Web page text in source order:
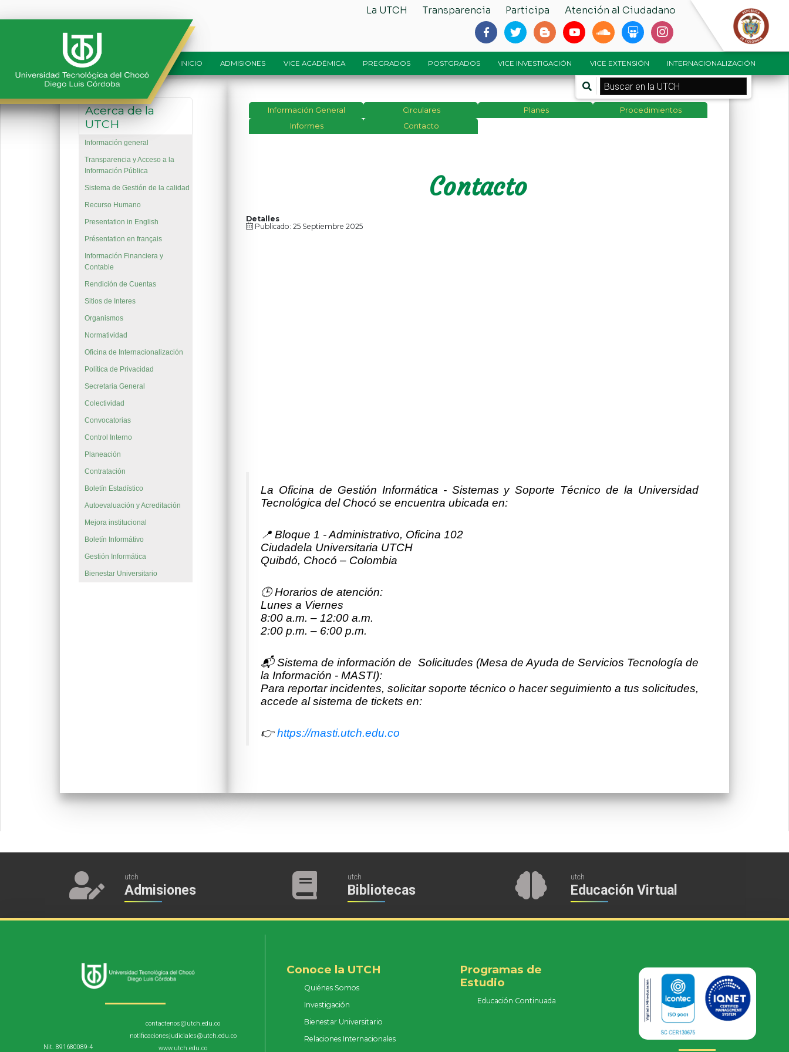
La UTCH Transparencia Participa Atención al Ciudadano
INICIO ADMISIONES VICE ACADÉMICA PREGRADOS POSTGRADOS VICE INVESTIGACIÓN VICE EXTENSIÓN INTERNACIONALIZACIÓN
Acerca de la
UTCH
Información general
Transparencia y Acceso a la
Información Pública
Sistema de Gestión de la calidad
Recurso Humano
Presentation in English
Présentation en français
Información Financiera y
Contable
Rendición de Cuentas
Sitios de Interes
Organismos
Normatividad
Oficina de Internacionalización
Política de Privacidad
Secretaria General
Colectividad
Convocatorias
Control Interno
Planeación
Contratación
Boletín Estadístico
Autoevaluación y Acreditación
Mejora institucional
Boletín Informátivo
Gestión Informática
Bienestar Universitario
Información General Circulares Planes
Procedimientos
Informes
Contacto
Contacto
Detalles
Publicado: 25 Septiembre 2025
La Oficina de Gestión Informática - Sistemas y Soporte Técnico de la Universidad
Tecnológica del Chocó se encuentra ubicada en:
📍 Bloque 1 - Administrativo, Oficina 102
Ciudadela Universitaria UTCH
Quibdó, Chocó – Colombia
🕒 Horarios de atención:
Lunes a Viernes
8:00 a.m. – 12:00 a.m.
2:00 p.m. – 6:00 p.m.
📬 Sistema de información de Solicitudes (Mesa de Ayuda de Servicios Tecnología de
la Información - MASTI):
Para reportar incidentes, solicitar soporte técnico o hacer seguimiento a tus solicitudes,
accede al sistema de tickets en:
👉https://masti.utch.edu.co
utch
Admisiones
utch
Bibliotecas
utch
Educación Virtual
Nit. 891680089-4
contactenos@utch.edu.co
notificacionesjudiciales@utch.edu.co
www.utch.edu.co
Conoce la UTCH
Quiénes Somos
Investigación
Bienestar Universitario
Relaciones Internacionales
Programas de
Estudio
Educación Continuada